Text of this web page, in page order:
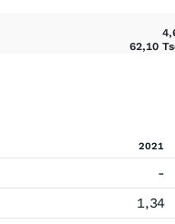
62,10
2021
-
1,34